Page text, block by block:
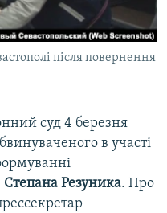
після повернення
суд 4 березня
в участі
Степана Резуника. Про